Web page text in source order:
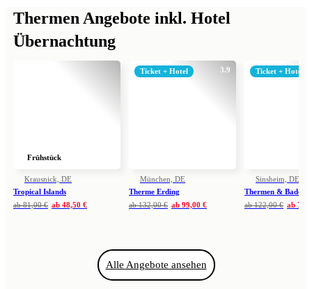
Thermen Angebote inkl. Hotel
Übernachtung
Frühstück
Krausnick, DE
Tropical Islands
ab 81,00 € ab 48,50 €
3.9
Ticket + Hotel
München, DE
Therme Erding
ab 132,00 € ab 99,00 €
Ticket + Hotel
Sinsheim, DE
Thermen &
ab 122,00 € ab
Alle Angebote ansehen